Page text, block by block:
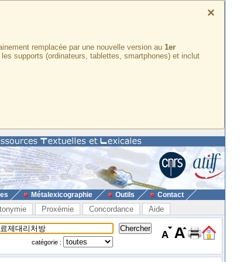
×
remplacée par une nouvelle version au 1er
supports (ordinateurs, tablettes, smartphones) et inclut
Métalexicographie Outils Contact
Proxémie Concordance Aide
catégorie :